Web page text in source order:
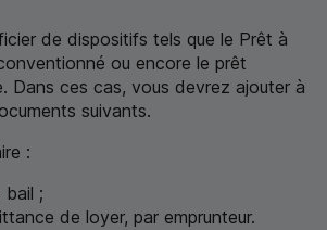
de dispositifs tels que le Prêt à
ou encore le prêt
Dans ces cas, vous devrez ajouter à
suivants.
:
;
de loyer, par emprunteur.